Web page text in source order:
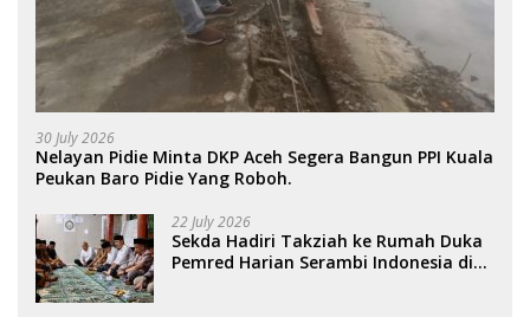
30 July 2026
Nelayan Pidie Minta DKP Aceh Segera Bangun PPI Kuala
Peukan Baro Pidie Yang Roboh.
22 July 2026
Sekda Hadiri Takziah ke Rumah Duka
Pemred Harian Serambi Indonesia di